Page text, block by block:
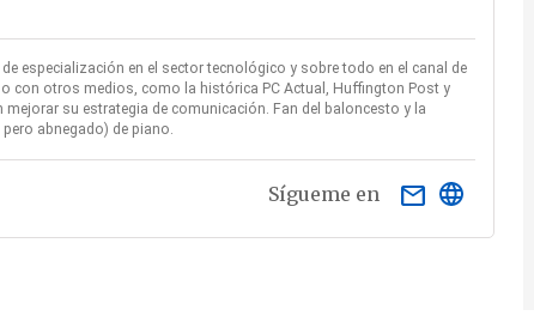
especialización en el sector tecnológico y sobre todo en el canal de
con otros medios, como la histórica PC Actual, Huffington Post y
mejorar su estrategia de comunicación. Fan del baloncesto y la
abnegado) de piano.
email
Sígueme en